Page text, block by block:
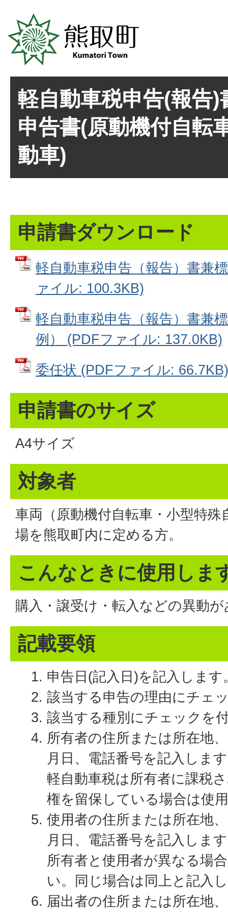
軽自動車税申告(報告)
申告書(原動機付自転
動車)
申請書ダウンロード
軽自動車税申告（報告）書兼
ァイル: 100.3KB)
軽自動車税申告（報告）書兼
例） (PDFファイル: 137.0KB)
委任状 (PDFファイル: 66.7KB)
申請書のサイズ
A4サイズ
対象者
車両（原動機付自転車・小型特
場を熊取町内に定める方。
こんなときに使用しま
購入・譲受け・転入などの異動
記載要領
申告日(記入日)を記入します
該当する申告の理由にチェ
該当する種別にチェックを
所有者の住所または所在地
月日、電話番号を記入しま
軽自動車税は所有者に課税
権を留保している場合は使
使用者の住所または所在地
月日、電話番号を記入しま
所有者と使用者が異なる場
い。同じ場合は同上と記入
届出者の住所または所在地